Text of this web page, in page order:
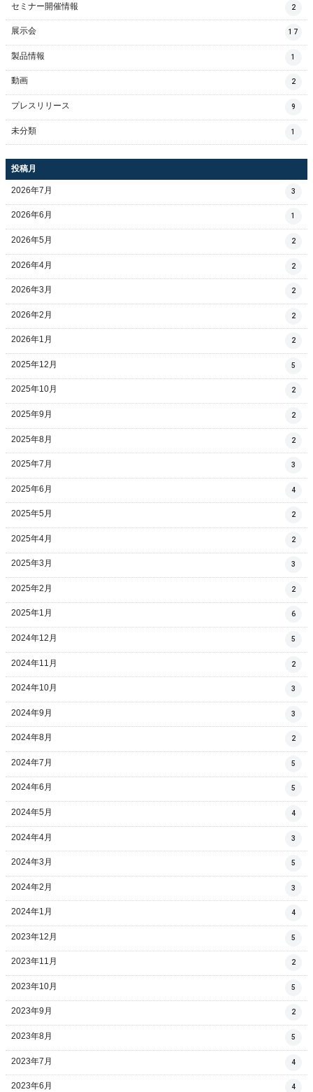
セミナー開催情報 2
展示会 17
製品情報 1
動画 2
プレスリリース 9
未分類 1
投稿月
2026年7月 3
2026年6月 1
2026年5月 2
2026年4月 2
2026年3月 2
2026年2月 2
2026年1月 2
2025年12月 5
2025年10月 2
2025年9月 2
2025年8月 2
2025年7月 3
2025年6月 4
2025年5月 2
2025年4月 2
2025年3月 3
2025年2月 2
2025年1月 6
2024年12月 5
2024年11月 2
2024年10月 3
2024年9月 3
2024年8月 2
2024年7月 5
2024年6月 5
2024年5月 4
2024年4月 3
2024年3月 5
2024年2月 3
2024年1月 4
2023年12月 5
2023年11月 2
2023年10月 5
2023年9月 2
2023年8月 5
2023年7月 4
2023年6月 4